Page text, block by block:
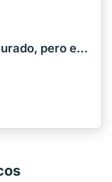
El port forwarding está configurado, pero el juego sigue con NAT estricta